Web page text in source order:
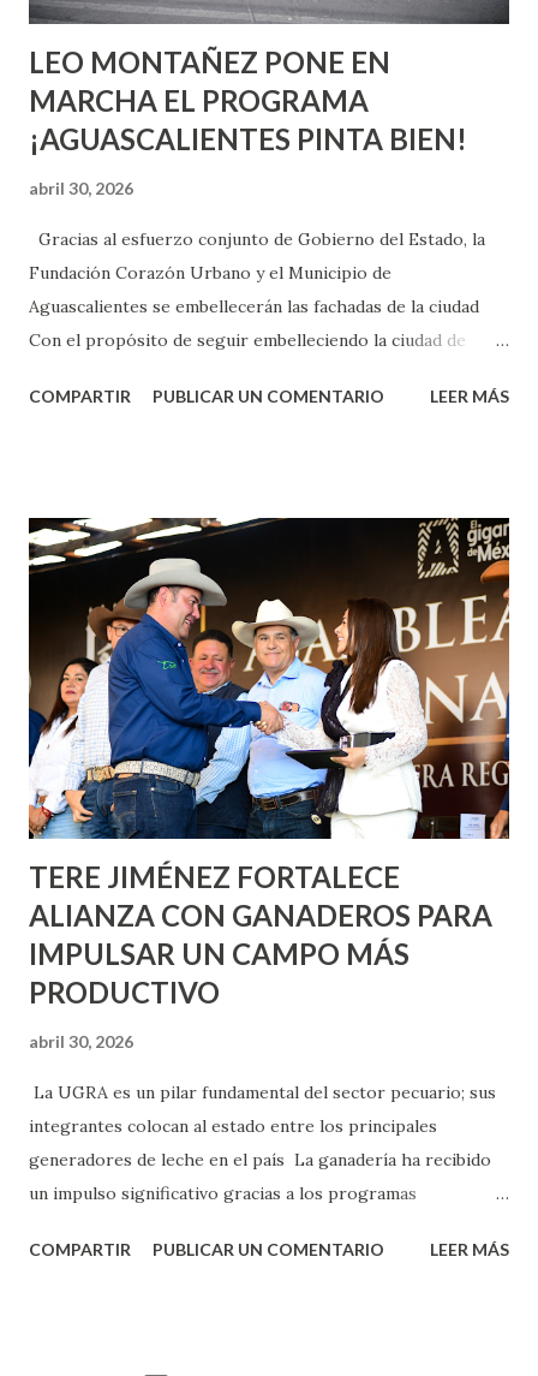
LEO MONTAÑEZ PONE EN
MARCHA EL PROGRAMA
¡AGUASCALIENTES PINTA BIEN!
abril 30, 2026
Gracias al esfuerzo conjunto de Gobierno del Estado, la
Fundación Corazón Urbano y el Municipio de
Aguascalientes se embellecerán las fachadas de la ciudad
Con el propósito de seguir embelleciendo la ciudad de
municipal, Leo Montañez dio inicio al programa
Corazón Urbano y el Municipio capital. Leo Montañez
informó que en este programa se usarán cerca de 90 mil
metros cuadrados de pintura, para dar inicio en la calle
Nieto, entre Jesús F. Elizondo y la calle 22 de Octubre, con
lo que se aplicará pintura en 66 casas. Posteriormente se
llevará este programa a Villas de Nuestra Señora de la
Asunción, Avenida Alameda y Decreto 27 de Septiembre, en
los edificios FOVISSSTE Ojo de Agua, en la comunidad
Norias de Paso Hondo y en los edificios de...
COMPARTIR PUBLICAR UN COMENTARIO LEER MÁS
TERE JIMÉNEZ FORTALECE
ALIANZA CON GANADEROS PARA
IMPULSAR UN CAMPO MÁS
PRODUCTIVO
abril 30, 2026
La UGRA es un pilar fundamental del sector pecuario; sus
integrantes colocan al estado entre los principales
generadores de leche en el país La ganadería ha recibido
un impulso significativo gracias a los programas
muestra de su respaldo firme y decidido al campo, la
COMPARTIR PUBLICAR UN COMENTARIO LEER MÁS